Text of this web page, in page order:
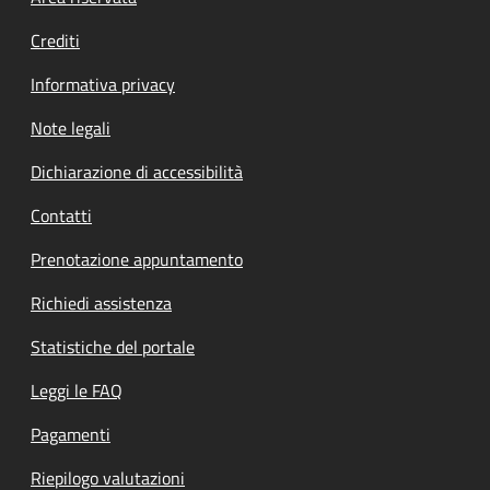
Crediti
Informativa privacy
Note legali
Dichiarazione di accessibilità
Contatti
Prenotazione appuntamento
Richiedi assistenza
Statistiche del portale
Leggi le FAQ
Pagamenti
Riepilogo valutazioni